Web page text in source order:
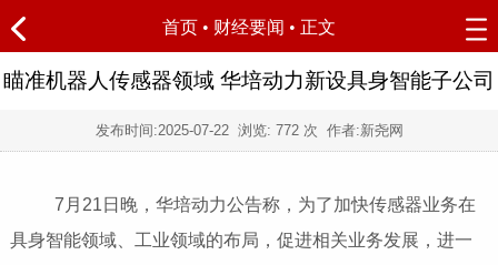
首页 • 财经要闻 • 正文
瞄准机器人传感器领域 华培动力新设具身智能子公司
发布时间:2025-07-22浏览: 772 次 作者:新尧网
7月21日晚，华培动力公告称，为了加快传感器业务在
具身智能领域、工业领域的布局，促进相关业务发展，进一